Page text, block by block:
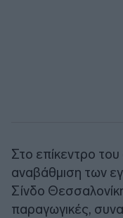
Στο επίκεντρο
αναβάθμιση των
Σίνδο
παραγωγικές,